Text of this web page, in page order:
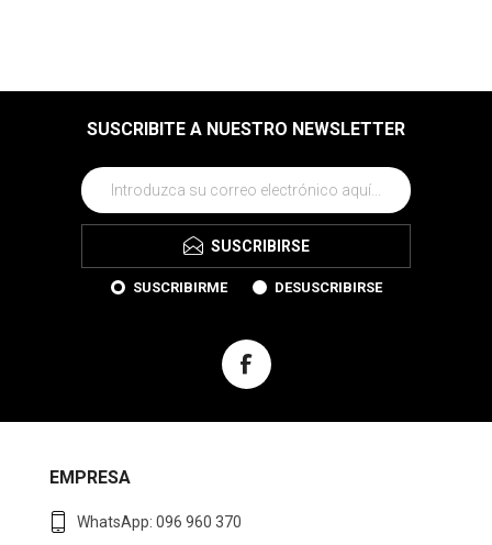
SUSCRIBITE A NUESTRO NEWSLETTER
SUSCRIBIRSE
SUSCRIBIRME DESUSCRIBIRSE
EMPRESA
WhatsApp: 096 960 370